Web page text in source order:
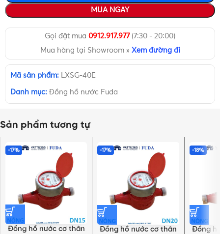
MUA NGAY
Gọi đặt mua 0912.917.977(7:30 - 20:00)
Mua hàng tại Showroom » Xem đường đi
Mã sản phẩm: LXSG-40E
Danh mục: Đồng hồ nước Fuda
Sản phẩm tương tự
-17%
Đồng hồ nước cơ thân
-17%
Đồng hồ nước cơ thân
-18%
Đồng